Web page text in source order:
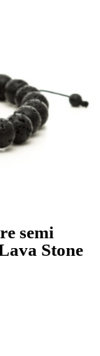
semi
Stone